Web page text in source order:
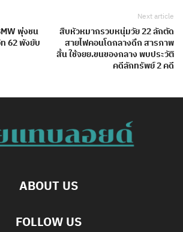
พุ่งชน
62 พังยับ
Next article
สืบหัวหมากรวบหนุ่มวัย 22 ลักตัด
สายไฟคอนโดกลางดึก สารภาพ
สิ้น ใช้จยย.ขนของกลาง พบประวัติ
คดีลักทรัพย์ 2 คดี
ABOUT US
FOLLOW US